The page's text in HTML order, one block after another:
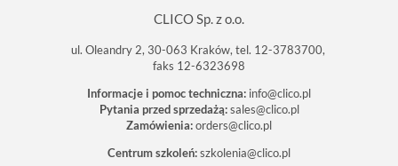
CLICO Sp. z o.o.
ul. Oleandry 2, 30-063 Kraków, tel. 12-3783700,
faks 12-6323698
Informacje i pomoc techniczna: info@clico.pl
Pytania przed sprzedażą: sales@clico.pl
Zamówienia:orders@clico.pl
Centrum szkoleń:szkolenia@clico.pl